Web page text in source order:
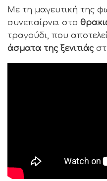
Με τη μαγευτική της
συνεπαίρνει στο
τραγούδι, που
άσματα της ξενιτιάς